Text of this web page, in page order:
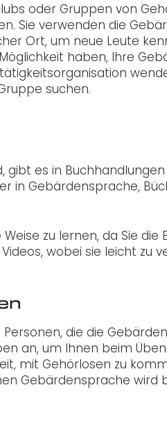
oder Gruppen von
Sie verwenden die
Ort, um neue Leute
haben, Ihre
suchen.
gibt es in
in Gebärdensprache,
zu lernen, da Sie
wobei sie leicht zu
die die
an, um Ihnen beim
mit Gehörlosen zu
Gebärdensprache wird